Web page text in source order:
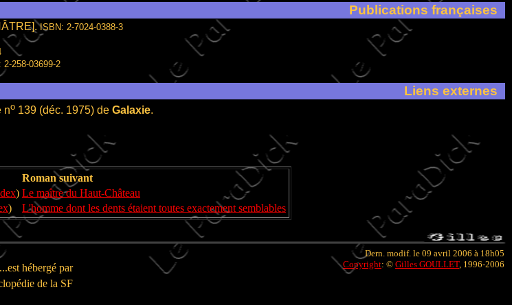
Publications françaises
ISBN: 2-7024-0388-3
2-258-03699-2
Liens externes
no 139 (déc. 1975) de Galaxie.
Roman suivant
) Le maître du Haut-Château
) L'homme dont les dents étaient toutes exactement semblables
...est hébergé par
Dern. modif. le 09 avril 2006 à 18h05
Copyright: © Gilles GOULLET, 1996-2006
de la SF